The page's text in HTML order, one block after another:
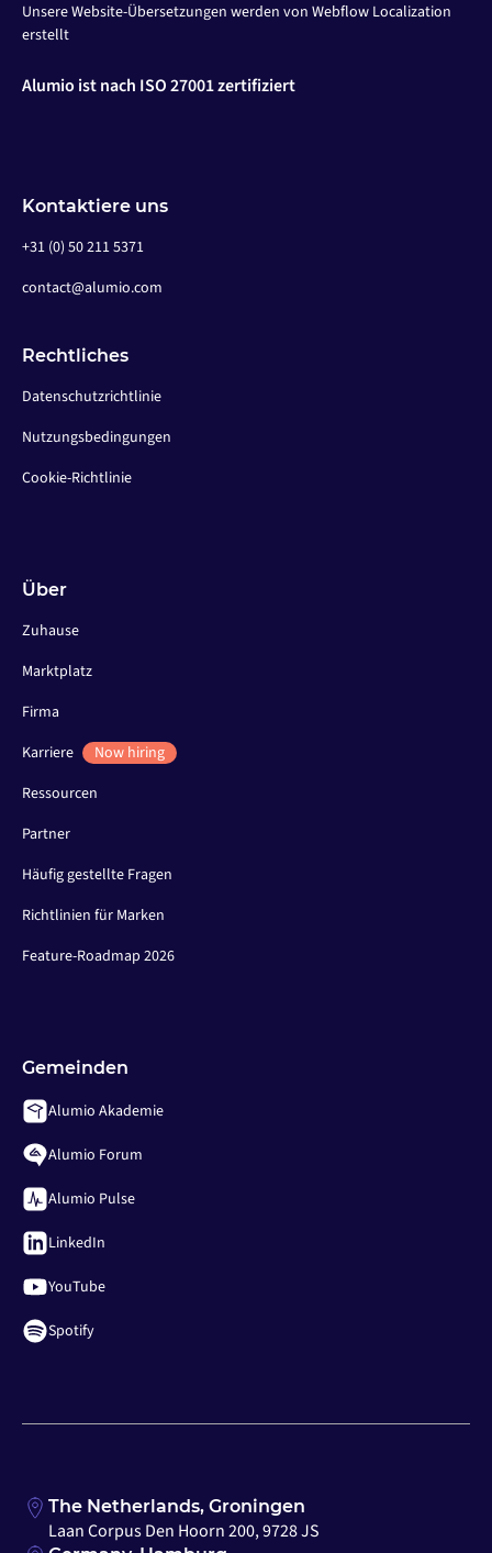
Unsere Website-Übersetzungen werden von Webflow Localization
erstellt
Alumio ist nach ISO 27001 zertifiziert
Kontaktiere uns
+31 (0) 50 211 5371
contact@alumio.com
Rechtliches
Datenschutzrichtlinie
Nutzungsbedingungen
Cookie-Richtlinie
Über
Zuhause
Marktplatz
Firma
Karriere
Now hiring
Ressourcen
Partner
Häufig gestellte Fragen
Richtlinien für Marken
Feature-Roadmap 2026
Gemeinden
Alumio Akademie
Alumio Forum
Alumio Pulse
LinkedIn
YouTube
Spotify
The Netherlands, Groningen
Laan Corpus Den Hoorn 200, 9728 JS